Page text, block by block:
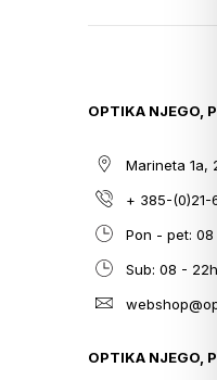
THE
THE
GALLERY
OPTIKA NJEGO,
Marineta 1a,
+ 385-(0)21-
Pon - pet: 08
Sub: 08 - 22h
OPTIKA NJEGO,